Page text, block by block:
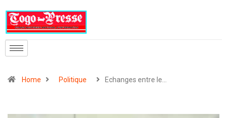
Home Politique Echanges entre le…